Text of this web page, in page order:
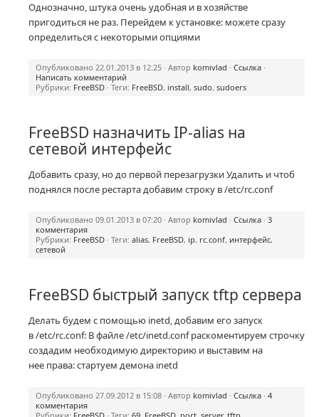
Однозначно, штука очень удобная и в хозяйстве
пригодиться не раз. Перейдем к установке: можете сразу
определиться с некоторыми опциями
Опубликовано 22.01.2013 в 12:25 · Автор komivlad · Ссылка ·
Написать комментарий
Рубрики: FreeBSD · Теги: FreeBSD, install, sudo, sudoers
FreeBSD назначить IP-alias на
сетевой интерфейс
Добавить сразу, но до первой перезагрузки Удалить и чтоб
поднялся после рестарта добавим строку в /etc/rc.conf
Опубликовано 09.01.2013 в 07:20 · Автор komivlad · Ссылка · 3
комментария
Рубрики: FreeBSD · Теги: alias, FreeBSD, ip, rc.conf, интерфейс,
сетевой
FreeBSD быстрый запуск tftp сервера
Делать будем с помощью inetd, добавим его запуск
в /etc/rc.conf: В файле /etc/inetd.conf раскоментируем строчку
создадим необходимую директорию и выставим на
нее права: стартуем демона inetd
Опубликовано 27.09.2012 в 15:08 · Автор komivlad · Ссылка · 4
комментария